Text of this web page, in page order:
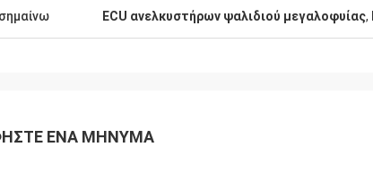
ECU ανελκυστήρων ψαλιδιού μεγαλοφυίας,
ΈΝΑ ΜΉΝΥΜΑ